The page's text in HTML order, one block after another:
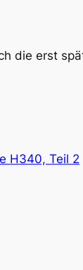
die erst
H340, Teil 2